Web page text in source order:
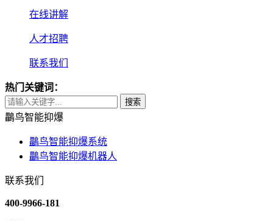
在线讲解
人才招聘
联系我们
热门关键词：
搜索
鸓鸟智能抑爆
鸓鸟智能抑爆系统
鸓鸟智能抑爆机器人
联系我们
400-9966-181